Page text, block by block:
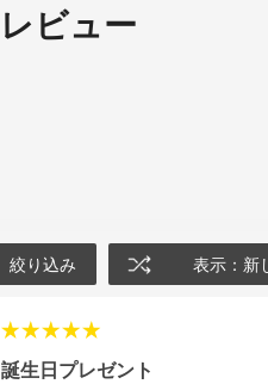
レビュー
絞り込み 表示：新
誕生日プレゼント